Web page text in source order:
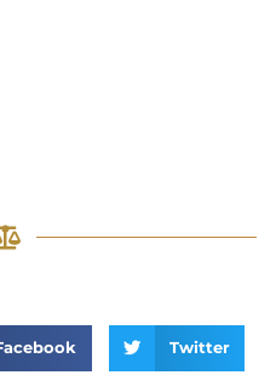
Twitter